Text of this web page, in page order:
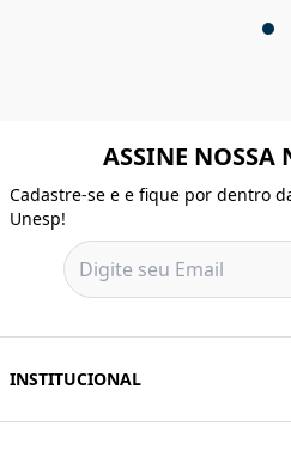
ASSINE NOSSA
Cadastre-se e e fique por dentro
Unesp!
INSTITUCIONAL